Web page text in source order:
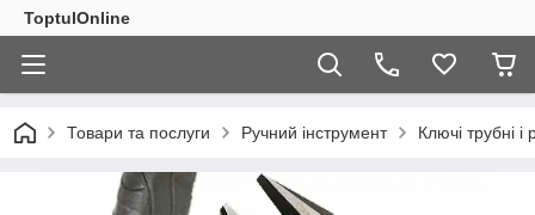
ToptulOnline
Товари та послуги Ручний інструмент Ключі трубні і